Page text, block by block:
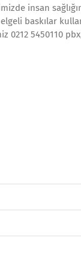
insan
baskılar
0212 5450110